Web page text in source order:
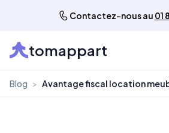
Contactez-nous au 01
tomappart
Blog > Avantage fiscal location